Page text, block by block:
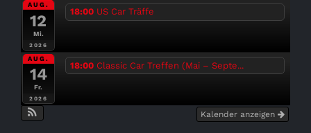
AUG.
12
Mi.
2026
18:00 US Car Träffe
AUG.
14
Fr.
2026
18:00 Classic Car Treffen (Mai – Septe...
Kalender anzeigen